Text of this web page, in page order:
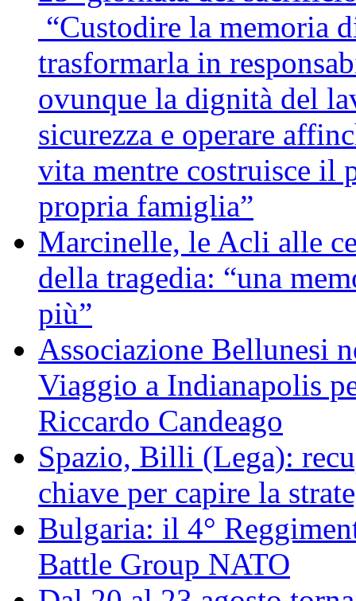
“Custodire la memoria
trasformarla in
ovunque la dignità del
sicurezza e operare
vita mentre costruisce il
propria famiglia”
Marcinelle, le Acli alle
della tragedia: “una
più”
Associazione Bellunesi
Viaggio a Indianapolis
Riccardo Candeago
Spazio, Billi (Lega):
chiave per capire la
Bulgaria: il 4°
Battle Group NATO